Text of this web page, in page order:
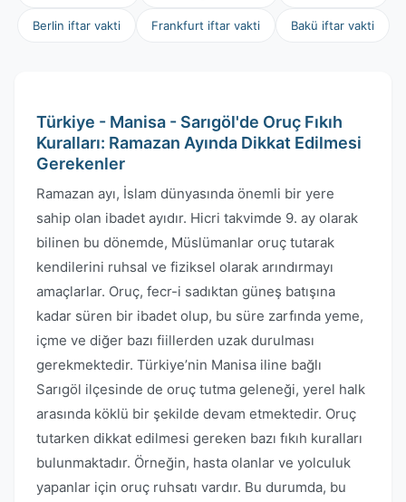
Berlin iftar vakti Frankfurt iftar vakti Bakü iftar vakti
Türkiye - Manisa - Sarıgöl'de Oruç Fıkıh
Kuralları: Ramazan Ayında Dikkat Edilmesi
Gerekenler
Ramazan ayı, İslam dünyasında önemli bir yere
sahip olan ibadet ayıdır. Hicri takvimde 9. ay olarak
bilinen bu dönemde, Müslümanlar oruç tutarak
kendilerini ruhsal ve fiziksel olarak arındırmayı
amaçlarlar. Oruç, fecr-i sadıktan güneş batışına
kadar süren bir ibadet olup, bu süre zarfında yeme,
içme ve diğer bazı fiillerden uzak durulması
gerekmektedir. Türkiye’nin Manisa iline bağlı
Sarıgöl ilçesinde de oruç tutma geleneği, yerel halk
arasında köklü bir şekilde devam etmektedir. Oruç
tutarken dikkat edilmesi gereken bazı fıkıh kuralları
bulunmaktadır. Örneğin, hasta olanlar ve yolculuk
yapanlar için oruç ruhsatı vardır. Bu durumda, bu